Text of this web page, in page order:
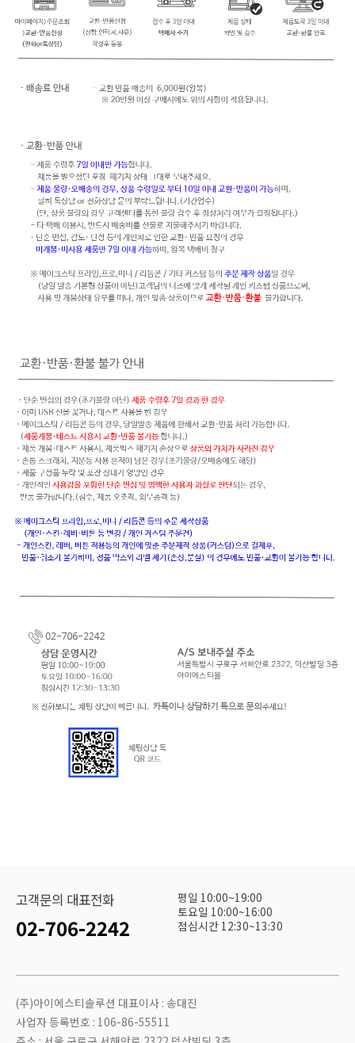
고객문의 대표전화
02-706-2242
평일 10:00~19:00
토요일 10:00~16:00
점심시간 12:30~13:30
(주)아이에스티솔루션 대표이사 : 송대진
사업자 등록번호 : 106-86-55511